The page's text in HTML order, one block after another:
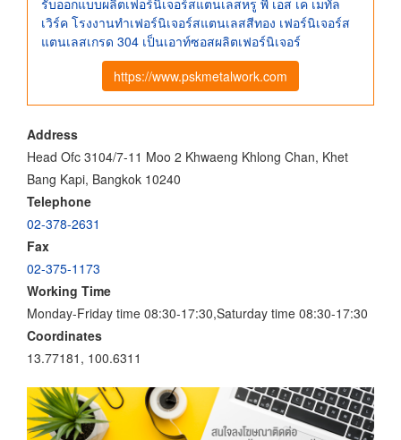
รับออกแบบผลิตเฟอร์นิเจอร์สแตนเลสหรู พี เอส เค เมทัล
เวิร์ค โรงงานทําเฟอร์นิเจอร์สแตนเลสสีทอง เฟอร์นิเจอร์ส
แตนเลสเกรด 304 เป็นเอาท์ซอสผลิตเฟอร์นิเจอร์
https://www.pskmetalwork.com
Address
Head Ofc 3104/7-11 Moo 2 Khwaeng Khlong Chan, Khet
Bang Kapi, Bangkok 10240
Telephone
02-378-2631
Fax
02-375-1173
Working Time
Monday-Friday time 08:30-17:30,Saturday time 08:30-17:30
Coordinates
13.77181, 100.6311